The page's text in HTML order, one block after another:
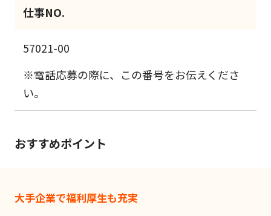
仕事NO.
57021-00
※電話応募の際に、この番号をお伝えくださ
い。
おすすめポイント
大手企業で福利厚生も充実